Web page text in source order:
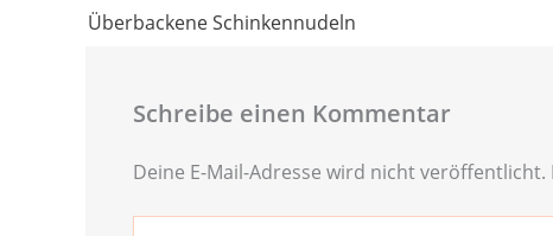
Überbackene Schinkennudeln
Schreibe einen Kommentar
Deine E-Mail-Adresse wird nicht veröffentlicht.